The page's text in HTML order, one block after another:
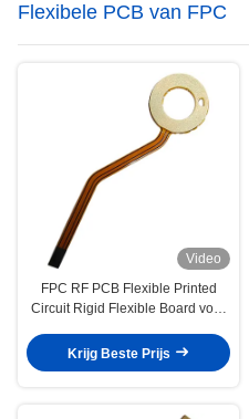
Flexibele PCB van FPC
Video
FPC RF PCB Flexible Printed
Circuit Rigid Flexible Board voor
Krijg Beste Prijs